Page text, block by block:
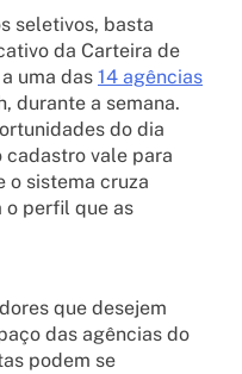
seletivos, basta
da Carteira de
uma das 14 agências
durante a semana.
do dia
cadastro vale para
o sistema cruza
o perfil que as
que desejem
das agências do
podem se